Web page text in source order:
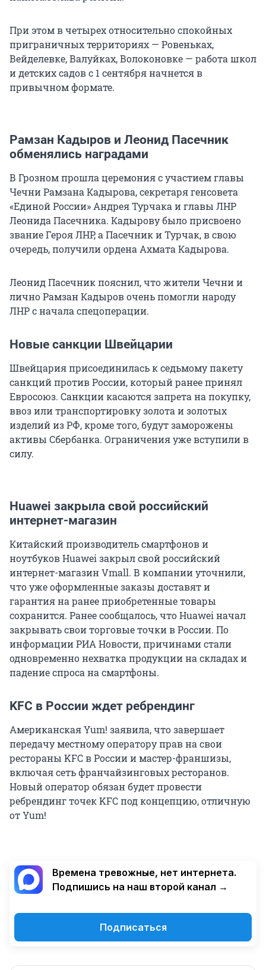
При этом в четырех относительно спокойных
приграничных территориях — Ровеньках,
Вейделевке, Валуйках, Волоконовке — работа школ
и детских садов с 1 сентября начнется в
привычном формате.
Рамзан Кадыров и Леонид Пасечник
обменялись наградами
В Грозном прошла церемония с участием главы
Чечни Рамзана Кадырова, секретаря генсовета
«Единой России» Андрея Турчака и главы ЛНР
Леонида Пасечника. Кадырову было присвоено
звание Героя ЛНР, а Пасечник и Турчак, в свою
очередь, получили ордена Ахмата Кадырова.
Леонид Пасечник пояснил, что жители Чечни и
лично Рамзан Кадыров очень помогли народу
ЛНР с начала спецоперации.
Новые санкции Швейцарии
Швейцария присоединилась к седьмому пакету
санкций против России, который ранее принял
Евросоюз. Санкции касаются запрета на покупку,
ввоз или транспортировку золота и золотых
изделий из РФ, кроме того, будут заморожены
активы Сбербанка. Ограничения уже вступили в
силу.
Huawei закрыла свой российский
интернет-магазин
Китайский производитель смартфонов и
ноутбуков Huawei закрыл свой российский
интернет-магазин Vmall. В компании уточнили,
что уже оформленные заказы доставят и
гарантия на ранее приобретенные товары
сохранится. Ранее сообщалось, что Huawei начал
закрывать свои торговые точки в России. По
информации РИА Новости, причинами стали
одновременно нехватка продукции на складах и
падение спроса на смартфоны.
KFC в России ждет ребрендинг
Американская Yum! заявила, что завершает
передачу местному оператору прав на свои
рестораны KFC в России и мастер-франшизы,
включая сеть франчайзинговых ресторанов.
Новый оператор обязан будет провести
ребрендинг точек KFC под концепцию, отличную
от Yum!
Времена тревожные, нет интернета.
Подпишись на наш второй канал →
Подписаться